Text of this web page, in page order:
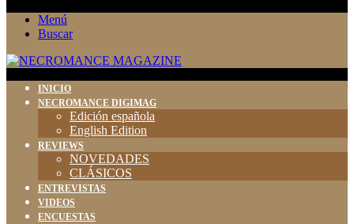
Menú
Buscar
INICIO
NECROMANCE DIGIMAG
Edición española
English Edition
REVIEWS
NOVEDADES
CLÁSICOS
ENTREVISTAS
VIDEOS
ENCUESTAS